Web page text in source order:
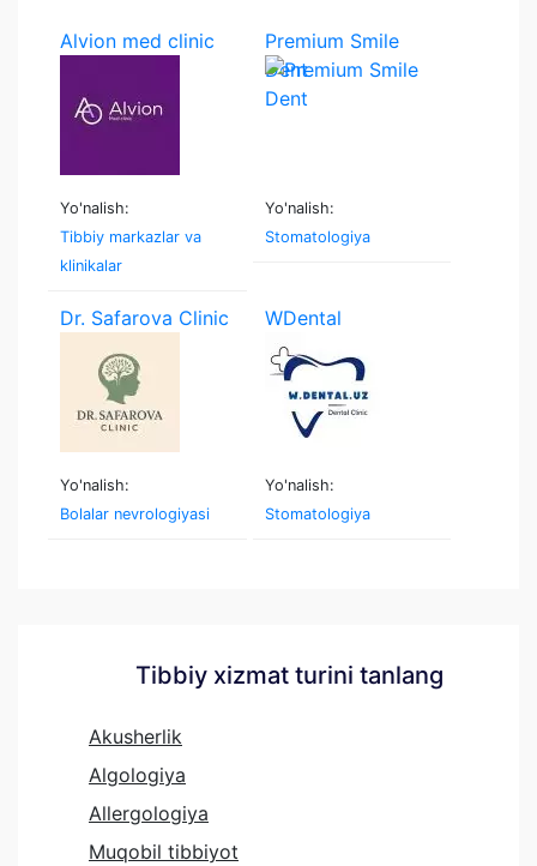
Alvion med clinic
Yo'nalish:
Tibbiy markazlar va
klinikalar
Premium Smile
Dent
Yo'nalish:
Stomatologiya
Dr. Safarova Clinic
Yo'nalish:
Bolalar nevrologiyasi
WDental
Yo'nalish:
Stomatologiya
Tibbiy xizmat turini tanlang
Akusherlik
Algologiya
Allergologiya
Muqobil tibbiyot